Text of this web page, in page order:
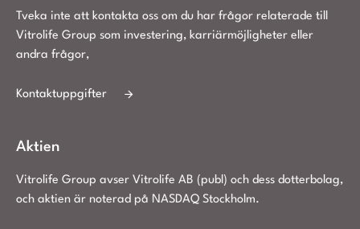
Tveka inte att kontakta oss om du har frågor relaterade till
Vitrolife Group som investering, karriärmöjligheter eller
andra frågor,
Kontaktuppgifter
Aktien
Vitrolife Group avser Vitrolife AB (publ) och dess dotterbolag,
och aktien är noterad på NASDAQ Stockholm.